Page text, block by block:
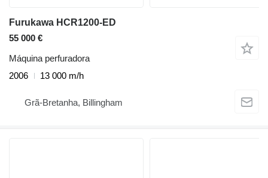
Furukawa HCR1200-ED
55 000 €
Máquina perfuradora
2006
13 000 m/h
Grã-Bretanha, Billingham